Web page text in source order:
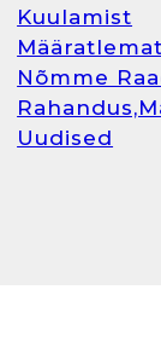
Kuulamist
Nõmme
Uudised